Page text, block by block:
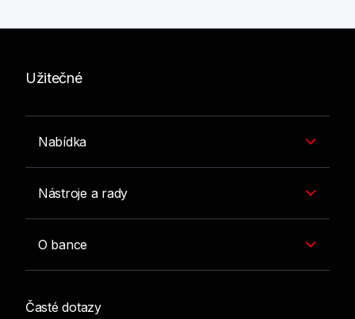
Užitečné
Nabídka
Nástroje a rady
O bance
Časté dotazy